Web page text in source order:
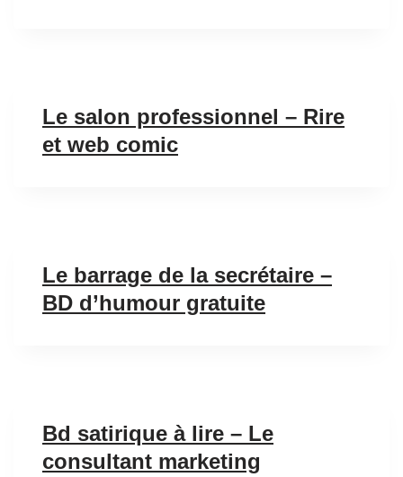
Le salon professionnel – Rire
et web comic
Le barrage de la secrétaire –
BD d’humour gratuite
Bd satirique à lire – Le
consultant marketing